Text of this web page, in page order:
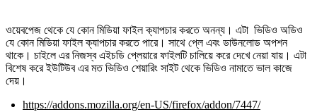
ওয়েবপেজ থেকে যে কোন মিডিয়া ফাইল ক্যাপচার করতে অনন্য। এটা ভিডিও অডিও
যে কোন মিডিয়া ফাইল ক্যাপচার করতে পারে। সাথে প্লে এবং ডাউনলোড অপশন
থাকে। চাইলে এর নিজস্ব এইচডি প্লেয়ারে ফাইলটি চালিয়ে করে দেখে নেয়া যায়। এটা
বিশেষ করে ইউটিউব এর মত ভিডিও শেয়ারিং সাইট থেকে ভিডিও নামাতে ভাল কাজে
দেয়।
https://addons.mozilla.org/en-US/firefox/addon/7447/